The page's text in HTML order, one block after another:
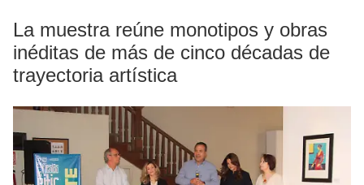
La muestra reúne monotipos y obras
inéditas de más de cinco décadas de
trayectoria artística